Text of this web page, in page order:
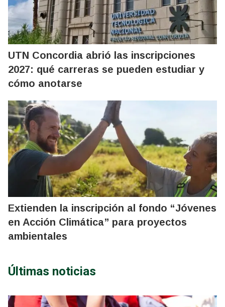
UTN Concordia abrió las inscripciones
2027: qué carreras se pueden estudiar y
cómo anotarse
Extienden la inscripción al fondo “Jóvenes
en Acción Climática” para proyectos
ambientales
Últimas noticias